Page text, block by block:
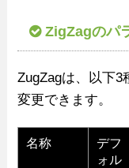
ZigZagのパ
ZugZagは、以下
変更できます。
名称
デフ
ォル